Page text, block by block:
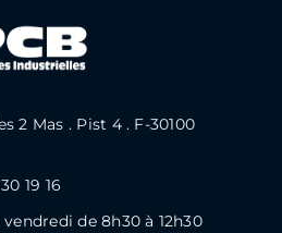
2 Mas . Pist 4 . F-30100
19 16
de 8h30 à 12h30